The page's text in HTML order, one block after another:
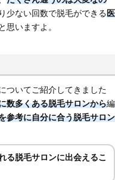
少ない回数で脱毛ができる医
思いますよ。
ついてご紹介してきました
数多くある脱毛サロンから編
参考に自分に合う脱毛サロン
る脱毛サロンに出会えるこ